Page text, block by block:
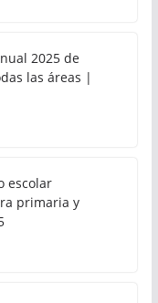
2025 de
las áreas |
escolar
primaria y